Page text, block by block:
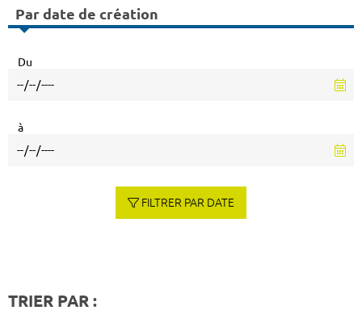
Par date de création
Du
à
FILTRER PAR DATE
TRIER PAR :